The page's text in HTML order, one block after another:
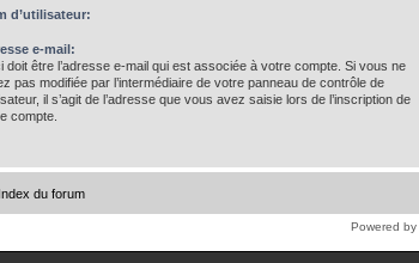
d’utilisateur:
e-mail:
doit être l’adresse e-mail qui est associée à votre compte. Si vous ne
pas modifiée par l’intermédiaire de votre panneau de contrôle de
il s’agit de l’adresse que vous avez saisie lors de l’inscription de
compte.
Index du forum
Powered by